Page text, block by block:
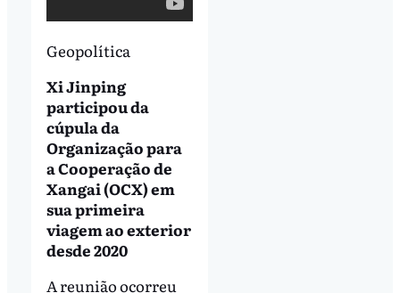
Geopolítica
Xi Jinping
participou da
cúpula da
Organização para
a Cooperação de
Xangai (OCX) em
sua primeira
viagem ao exterior
desde 2020
A reunião ocorreu